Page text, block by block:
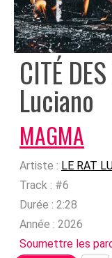
CITÉ
Luciano
MAGMA
Artiste : LE RAT
Track : #6
Durée : 2:28
Année : 2026
Soumettre les